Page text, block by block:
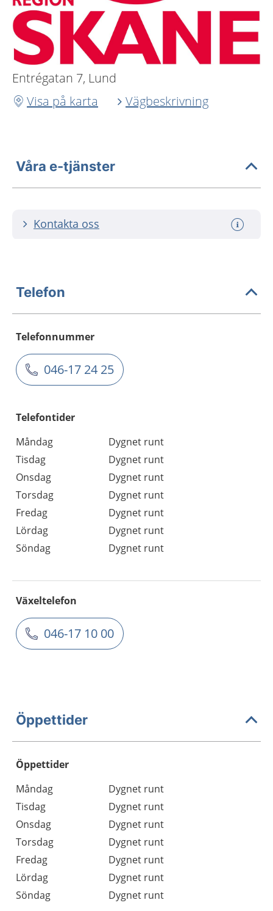
Entrégatan 7, Lund
Visa på karta
Vägbeskrivning
Våra e-tjänster
Kontakta oss
Telefon
Telefonnummer
046-17 24 25
Telefontider
Måndag
Dygnet runt
Tisdag
Dygnet runt
Onsdag
Dygnet runt
Torsdag
Dygnet runt
Fredag
Dygnet runt
Lördag
Dygnet runt
Söndag
Dygnet runt
Växeltelefon
046-17 10 00
Öppettider
Öppettider
Dag
Öppettider
Kommentarer
Måndag
Dygnet runt
Tisdag
Dygnet runt
Onsdag
Dygnet runt
Torsdag
Dygnet runt
Fredag
Dygnet runt
Lördag
Dygnet runt
Söndag
Dygnet runt